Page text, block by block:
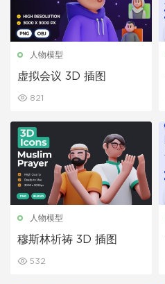
人物模型
虚拟会议 3D 插图
821
人物模型
穆斯林祈祷 3D 插图
532